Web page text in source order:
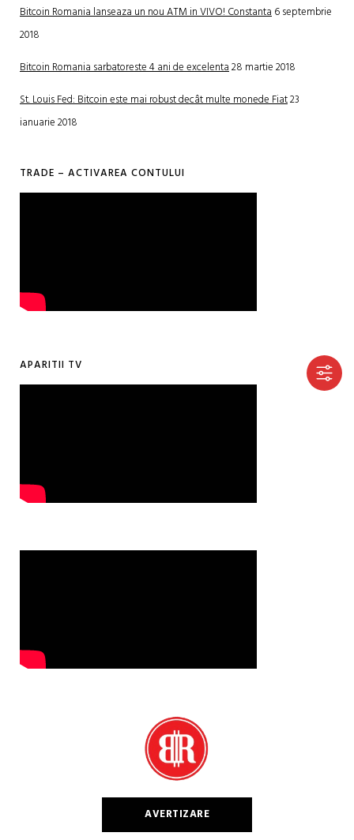
Bitcoin Romania lanseaza un nou ATM in VIVO! Constanta6 septembrie
2018
Bitcoin Romania sarbatoreste 4 ani de excelenta28 martie 2018
St. Louis Fed: Bitcoin este mai robust decât multe monede Fiat23
ianuarie 2018
TRADE – ACTIVAREA CONTULUI
APARITII TV
AVERTIZARE